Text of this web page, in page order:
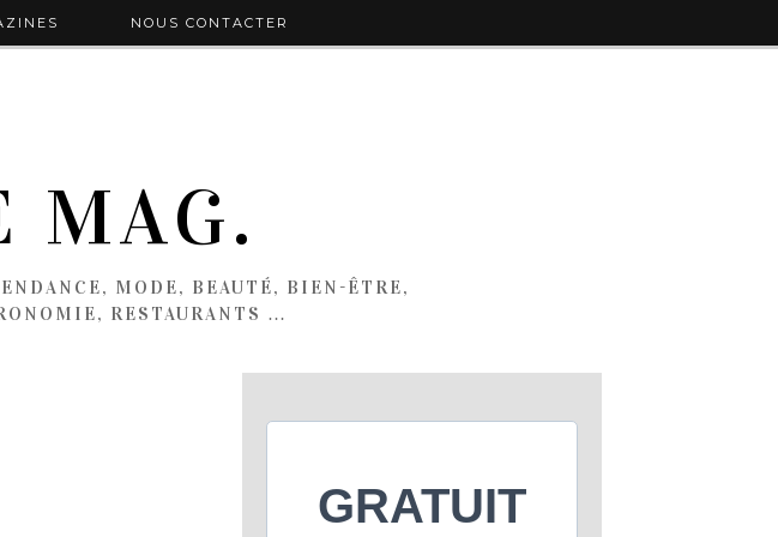
MAG.
MODE, BEAUTÉ, BIEN-ÊTRE,
RESTAURANTS …
NOUS CONTACTER